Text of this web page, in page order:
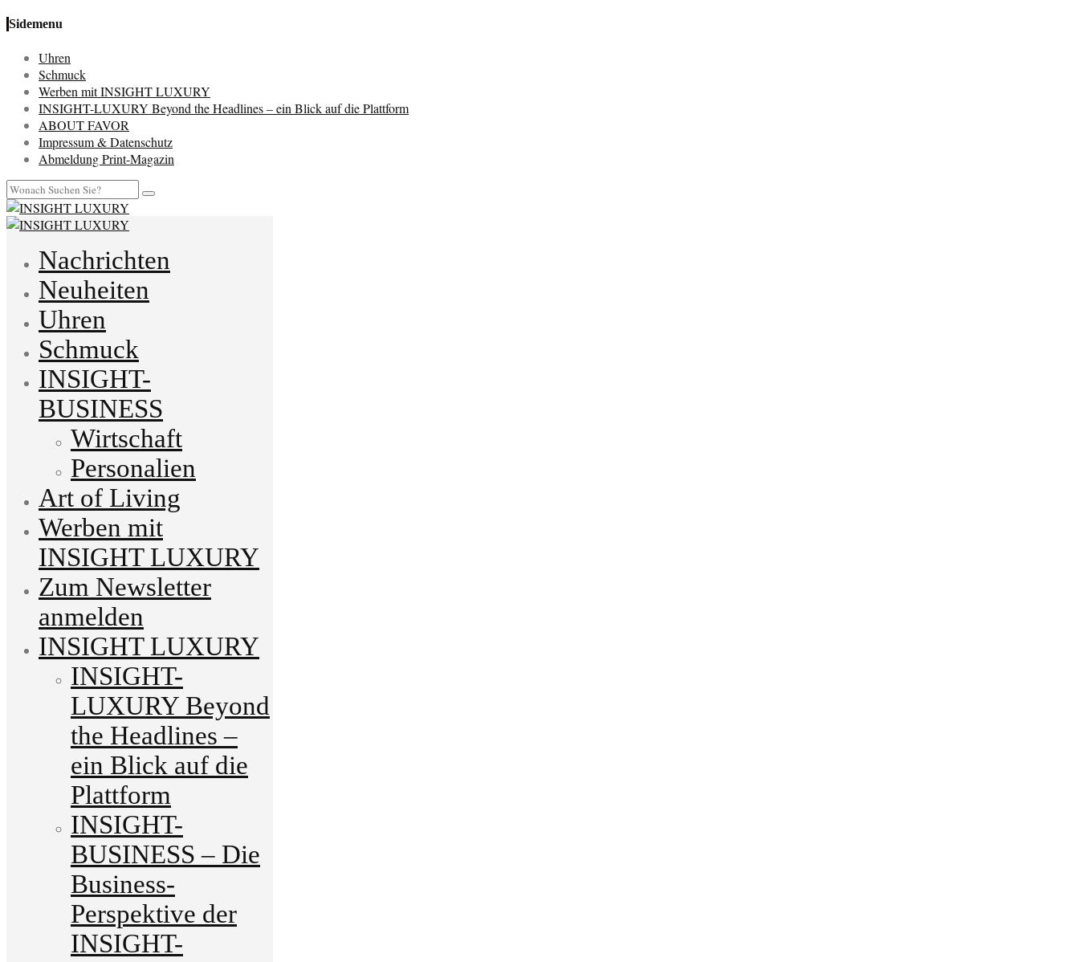
Sidemenu
Uhren
Schmuck
Werben mit INSIGHT LUXURY
INSIGHT-LUXURY Beyond the Headlines – ein Blick auf die Plattform
ABOUT FAVOR
Impressum & Datenschutz
Abmeldung Print-Magazin
Nachrichten
Neuheiten
Uhren
Schmuck
INSIGHT-
BUSINESS
Wirtschaft
Personalien
Art of Living
Werben mit
INSIGHT LUXURY
Zum Newsletter
anmelden
INSIGHT LUXURY
INSIGHT-
LUXURY Beyond
the Headlines –
ein Blick auf die
Plattform
INSIGHT-
BUSINESS – Die
Business-
Perspektive der
INSIGHT-